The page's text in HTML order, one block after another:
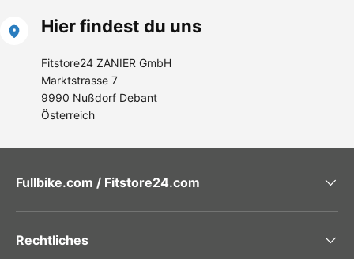
Hier findest du uns
Fitstore24 ZANIER GmbH
Marktstrasse 7
9990 Nußdorf Debant
Österreich
Fullbike.com / Fitstore24.com
Rechtliches